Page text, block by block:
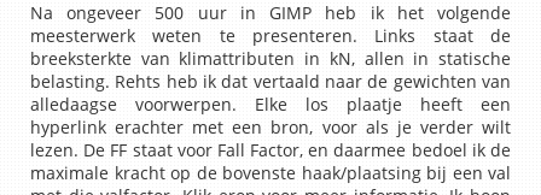
Na ongeveer 500 uur in GIMP heb ik het volgende
meesterwerk weten te presenteren. Links staat de
breeksterkte van klimattributen in kN, allen in statische
belasting. Rehts heb ik dat vertaald naar de gewichten van
alledaagse voorwerpen. Elke los plaatje heeft een
hyperlink erachter met een bron, voor als je verder wilt
lezen. De FF staat voor Fall Factor, en daarmee bedoel ik de
maximale kracht op de bovenste haak/plaatsing bij een val